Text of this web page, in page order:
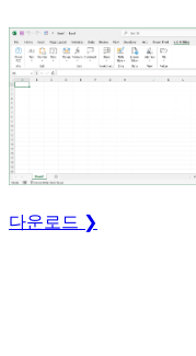
다운로드 ❯